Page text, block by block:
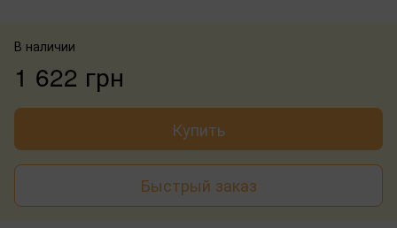
В наличии
1 622 грн
Купить
Быстрый заказ